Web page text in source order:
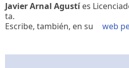
Javier Arnal Agustíes
ta.
Escribe, también, en su
web